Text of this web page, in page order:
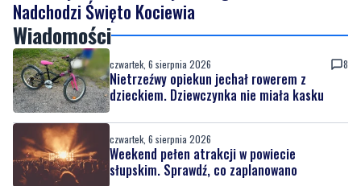
Nadchodzi Święto Kociewia
Wiadomości
czwartek, 6 sierpnia 2026 8
Nietrzeźwy opiekun jechał rowerem z
dzieckiem. Dziewczynka nie miała kasku
czwartek, 6 sierpnia 2026
Weekend pełen atrakcji w powiecie
słupskim. Sprawdź, co zaplanowano